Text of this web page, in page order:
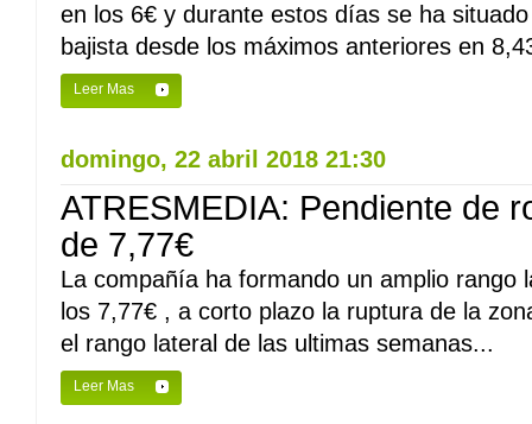
en los 6€ y durante estos días se ha
bajista desde los máximos anteriores en
Leer Mas
domingo, 22 abril 2018 21:30
ATRESMEDIA: Pendiente de
de 7,77€
La compañía ha formando un amplio rango
los 7,77€ , a corto plazo la ruptura de la
el rango lateral de las ultimas semanas...
Leer Mas